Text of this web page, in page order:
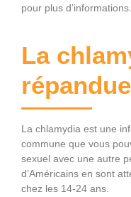
pour plus d’informations.
La
La chlamydia est une
commune que vous
sexuel avec une autre
d’Américains en sont
chez les 14-24 ans.